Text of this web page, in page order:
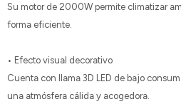
Su motor de 2000W permite climatizar
forma eficiente.
• Efecto visual decorativo
Cuenta con llama 3D LED de bajo
una atmósfera cálida y acogedora.